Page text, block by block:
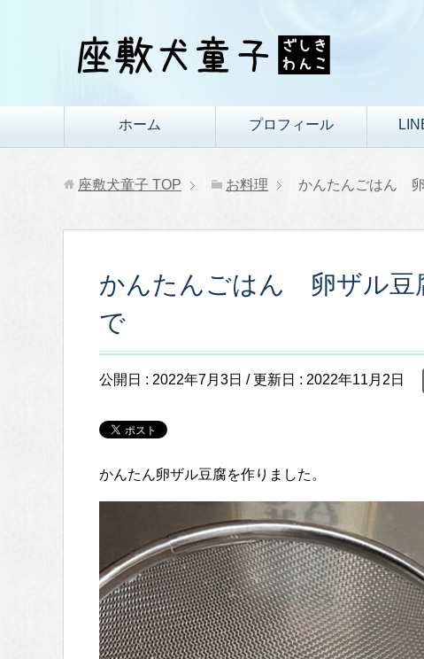
ホーム プロフィール
座敷犬童子 TOP お料理 かんたんごはん
かんたんごはん 卵ザル
で
公開日 : 2022年7月3日 / 更新日 : 2022年11月2日
かんたん卵ザル豆腐を作りました。